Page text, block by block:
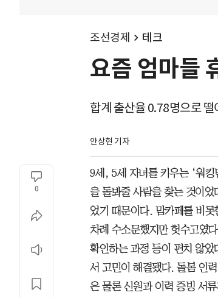
조선경제 테크
요즘 엄마들
합계 출산율 0.78명으로
안상현 기자
0
9세, 5세 자녀를 키우는 ‘워
을 돌봐줄 사람을 찾는 것이
었기 때문이다. 맘카페를 비
차례 수소문했지만 헛수고였
확인하는 과정 등이 편치 않
서 고민이 해결됐다. 돌봄 인
은 물론 신원과 이력 증빙 서